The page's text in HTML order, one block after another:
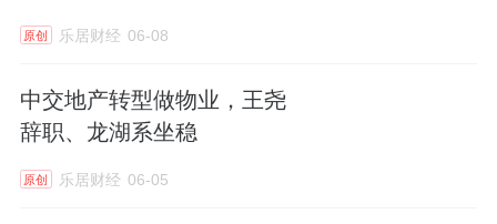
原创 乐居财经 06-08
中交地产转型做物业，王尧
辞职、龙湖系坐稳
原创 乐居财经 06-05